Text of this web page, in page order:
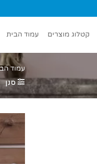
to
קטלוג מוצרים עמוד הבית
עמוד
סנן